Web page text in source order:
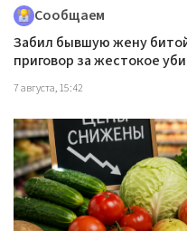
Сообщаем
Забил бывшую жену
приговор за жестокое
7 августа, 15:42